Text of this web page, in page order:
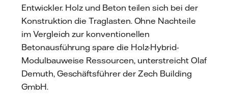
Entwickler. Holz und Beton teilen sich bei der
Konstruktion die Traglasten. Ohne Nachteile
im Vergleich zur konventionellen
Betonausführung spare die Holz-Hybrid-
Modulbauweise Ressourcen, unterstreicht Olaf
Demuth, Geschäftsführer der Zech Building
GmbH.